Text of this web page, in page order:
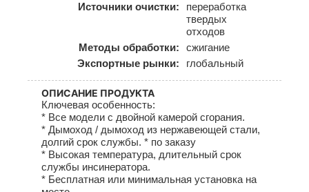
Источники очистки:
переработка
твердых
отходов
Методы обработки:
сжигание
Экспортные рынки:
глобальный
ОПИСАНИЕ ПРОДУКТА
Ключевая особенность:
* Все модели с двойной камерой сгорания.
* Дымоход / дымоход из нержавеющей стали,
долгий срок службы. * по заказу
* Высокая температура, длительный срок
службы инсинератора.
* Бесплатная или минимальная установка на